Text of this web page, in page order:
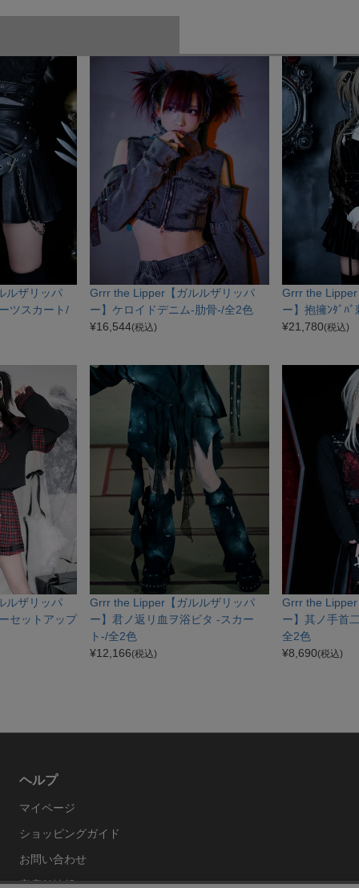
ルザリッパ
ツスカート/
Grrr the Lipper【ガルルザリッパ
ー】ケロイドデニム-肋骨-/全2色
¥16,544(税込)
Grrr the
ー】抱擁ﾝﾀﾞﾊ
¥21,780(税込)
ルザリッパ
セットアップ
Grrr the Lipper【ガルルザリッパ
ー】君ノ返リ血ヲ浴ビタ -スカー
ト-/全2色
¥12,166(税込)
Grrr the
ー】其ノ手首
全2色
¥8,690(税込)
ヘルプ
マイページ
ショッピングガイド
お問い合わせ
実店舗情報